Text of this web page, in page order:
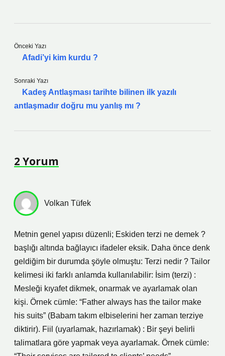
Önceki Yazı
Afadi’yi kim kurdu ?
Sonraki Yazı
Kadeş Antlaşması tarihte bilinen ilk yazılı
antlaşmadır doğru mu yanlış mı ?
2 Yorum
Volkan Tüfek
Metnin genel yapısı düzenli; Eskiden terzi ne demek ?
başlığı altında bağlayıcı ifadeler eksik. Daha önce denk
geldiğim bir durumda şöyle olmuştu: Terzi nedir ? Tailor
kelimesi iki farklı anlamda kullanılabilir: İsim (terzi) :
Mesleği kıyafet dikmek, onarmak ve ayarlamak olan
kişi. Örnek cümle: “Father always has the tailor make
his suits” (Babam takım elbiselerini her zaman terziye
diktirir). Fiil (uyarlamak, hazırlamak) : Bir şeyi belirli
talimatlara göre yapmak veya ayarlamak. Örnek cümle: